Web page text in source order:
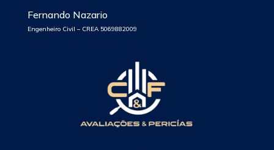
Fernando Nazario
Engenheiro Civil – CREA 5069882009